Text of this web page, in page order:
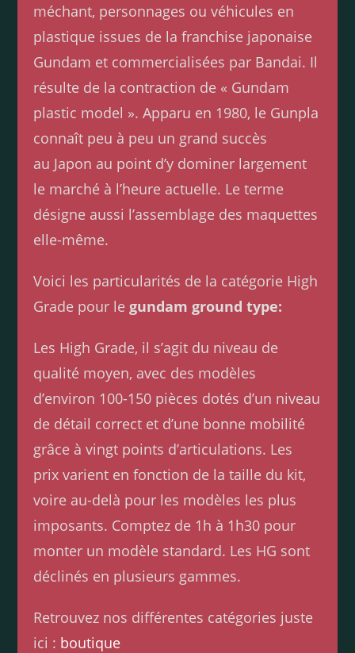
méchant, personnages ou véhicules en
plastique issues de la franchise japonaise
Gundam et commercialisées par Bandai. Il
résulte de la contraction de « Gundam
plastic model ». Apparu en 1980, le Gunpla
connaît peu à peu un grand succès
au Japon au point d’y dominer largement
le marché à l’heure actuelle. Le terme
désigne aussi l’assemblage des maquettes
elle-même.
Voici les particularités de la catégorie High
Grade pour legundam ground type:
Les High Grade, il s’agit du niveau de
qualité moyen, avec des modèles
d’environ 100-150 pièces dotés d’un niveau
de détail correct et d’une bonne mobilité
grâce à vingt points d’articulations. Les
prix varient en fonction de la taille du kit,
voire au-delà pour les modèles les plus
imposants. Comptez de 1h à 1h30 pour
monter un modèle standard. Les HG sont
déclinés en plusieurs gammes.
Retrouvez nos différentes catégories juste
ici : boutique